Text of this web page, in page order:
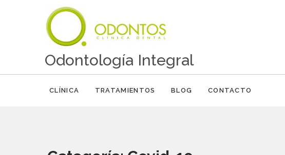
Odontología Integral
CLÍNICA TRATAMIENTOS BLOG CONTACTO